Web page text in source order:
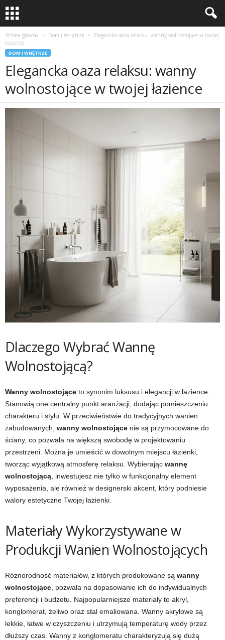
Strona główna Dom i Wnętrze
Elegancka oaza relaksu: wanny wolnostojące w twojej
łazience
DOM I WNĘTRZE
Elegancka oaza relaksu: wanny
wolnostojące w twojej łazience
Dlaczego Wybrać Wannę
Wolnostojącą?
Wanny wolnostojące to synonim luksusu i elegancji w łazience.
Stanowią one centralny punkt aranżacji, dodając pomieszczeniu
charakteru i stylu. W przeciwieństwie do tradycyjnych wanien
zabudowanych, wanny wolnostojące nie są przymocowane do
ściany, co pozwala na większą swobodę w projektowaniu
przestrzeni. Można je umieścić w dowolnym miejscu łazienki,
tworząc wyjątkową atmosferę relaksu. Wybierając wannę
wolnostojącą , inwestujesz nie tylko w funkcjonalny element
wyposażenia, ale również w designerski akcent, który podniesie
walory estetyczne Twojej łazienki.
Materiały Wykorzystywane w
Produkcji Wanien Wolnostojących
Różnorodność materiałów, z których produkowane są wanny
wolnostojące , pozwala na dopasowanie ich do indywidualnych
preferencji i budżetu. Najpopularniejsze materiały to akryl,
konglomerat, żeliwo oraz stal emaliowana. Wanny akrylowe są
lekkie, łatwe w czyszczeniu i utrzymują temperaturę wody przez
dłuższy czas. Wanny z konglomeratu charakteryzują się dużą